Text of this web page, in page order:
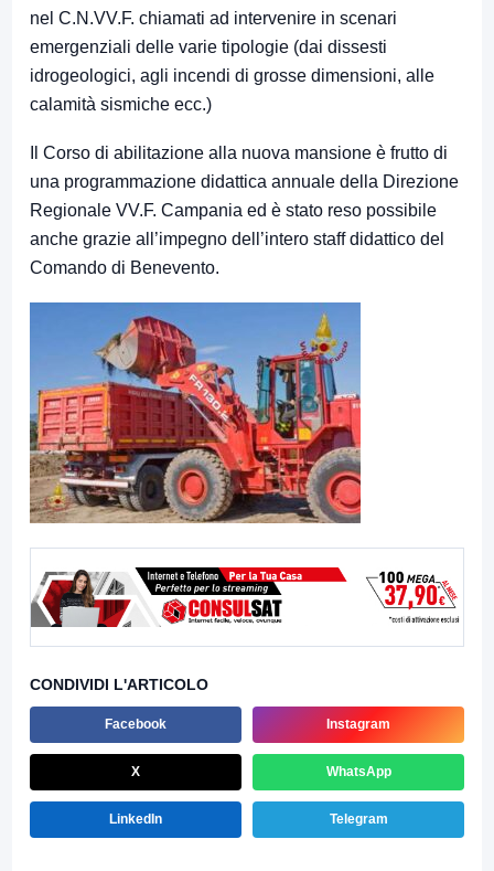
nel C.N.VV.F. chiamati ad intervenire in scenari
emergenziali delle varie tipologie (dai dissesti
idrogeologici, agli incendi di grosse dimensioni, alle
calamità sismiche ecc.)
Il Corso di abilitazione alla nuova mansione è frutto di
una programmazione didattica annuale della Direzione
Regionale VV.F. Campania ed è stato reso possibile
anche grazie all’impegno dell’intero staff didattico del
Comando di Benevento.
CONDIVIDI L'ARTICOLO
Facebook Instagram
X WhatsApp
LinkedIn Telegram